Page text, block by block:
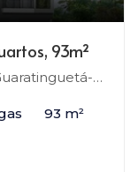
93m²
SP
93 m²